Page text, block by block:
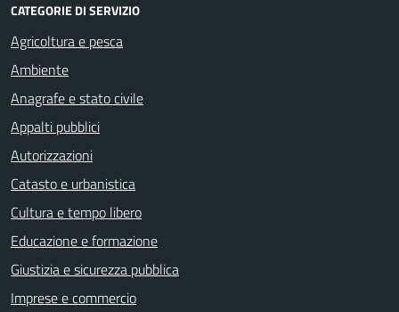
CATEGORIE DI SERVIZIO
Agricoltura e pesca
Ambiente
Anagrafe e stato civile
Appalti pubblici
Autorizzazioni
Catasto e urbanistica
Cultura e tempo libero
Educazione e formazione
Giustizia e sicurezza pubblica
Imprese e commercio